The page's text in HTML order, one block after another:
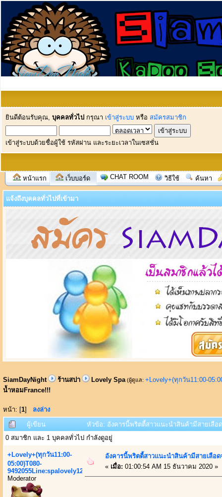
ยินดีต้อนรับคุณ, บุคคลทั่วไป กรุณา เข้าสู่ระบบ หรือ สมัครสมาชิก
เข้าสู่ระบบด้วยชื่อผู้ใช้ รหัสผ่าน และระยะเวลาในเซสชั่น
หน้าแรก เว็บบอร์ด CHAT ROOM วิธีใช้ ค้นหา
แจ้งถึงบุคคลทั่วไปที่เข้ามา
SiamDayNight ร้านสปา Lovely Spa (ผู้ดูแล: +Lovely+(ทุกวัน11:00-
น้ำหอมFrance!!!
หน้า: [1] ลงล่าง
ผู้เขียน
หัวข้อ: อังคารนี้พริตตี้สาวแนะนำสินค้ามีสายเลื
0 สมาชิก และ 1 บุคคลทั่วไป กำลังดูอยู่
+Lovely+(ทุกวัน11:00-
05:00)T080-
9492055Line:spalovely123
Moderator
อังคารนี้พริตตี้สาวแนะนำสินค้ามีสายเลือ
« เมื่อ: 01:00:54 AM 15 ธันวาคม 2020 »